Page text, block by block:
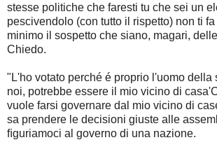
stesse politiche che faresti tu che sei un
pescivendolo (con tutto il rispetto) non ti
minimo il sospetto che siano, magari,
Chiedo.
"L'ho votato perché é proprio l'uomo della
noi, potrebbe essere il mio vicino di
vuole farsi governare dal mio vicino di
sa prendere le decisioni giuste alle
ﬁguriamoci al governo di una nazione.